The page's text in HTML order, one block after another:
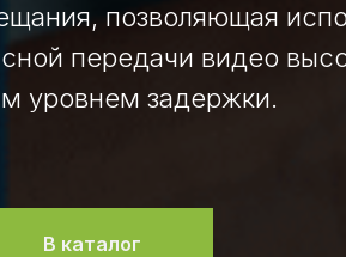
позволяющая
передачи видео
уровнем задержки.
В каталог